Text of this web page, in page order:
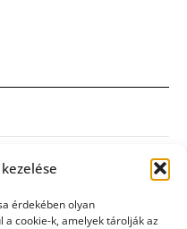
érdekében olyan
cookie-k, amelyek tárolják az